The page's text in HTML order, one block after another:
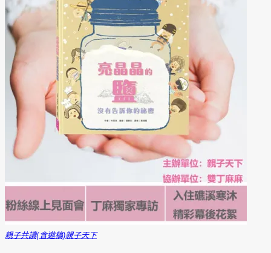
親子共讀(含邀稿)親子天下